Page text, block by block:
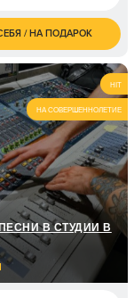
3 300
грн
часа
4 300
грн
/ НА ПОДАРОК
HIT
НА СОВЕРШЕННОЛЕТИЕ
В СТУДИИ В